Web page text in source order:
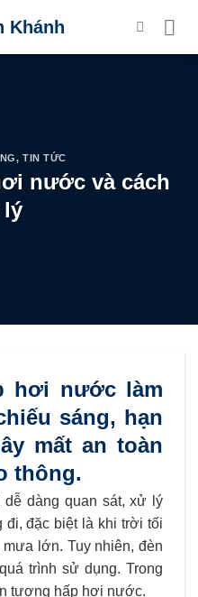
Khánh
,TIN TỨC
nước và cách
hơi nước làm
sáng, hạn
mất an toàn
thông.
dàng quan sát, xử lý
đi, đặc biệt là khi trời tối
lớn. Tuy nhiên, đèn
trình sử dụng. Trong
tượng hấp hơi nước.